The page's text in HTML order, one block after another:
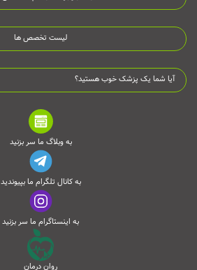
لیست تخصص ها
آیا شما یک پزشک خوب هستید؟
به وبلاگ ما سر بزنید
به کانال تلگرام ما بپیوندید
به اینستاگرام ما سر بزنید
روان درمان